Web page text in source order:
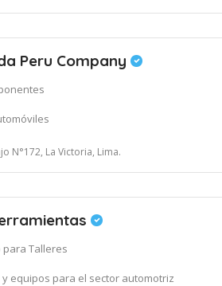
Peru Company
N°172, La Victoria, Lima.
para Talleres
equipos para el sector automotriz